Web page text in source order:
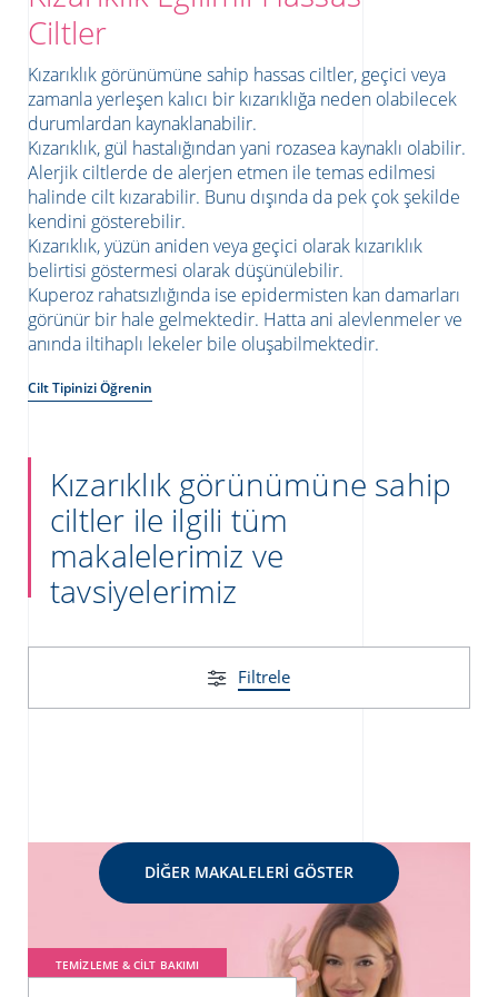
Ciltler
Kızarıklık görünümüne sahip hassas ciltler, geçici veya
zamanla yerleşen kalıcı bir kızarıklığa neden olabilecek
durumlardan kaynaklanabilir.
Kızarıklık, gül hastalığından yani rozasea kaynaklı olabilir.
Alerjik ciltlerde de alerjen etmen ile temas edilmesi
halinde cilt kızarabilir. Bunu dışında da pek çok şekilde
kendini gösterebilir.
Kızarıklık, yüzün aniden veya geçici olarak kızarıklık
belirtisi göstermesi olarak düşünülebilir.
Kuperoz rahatsızlığında ise epidermisten kan damarları
görünür bir hale gelmektedir. Hatta ani alevlenmeler ve
anında iltihaplı lekeler bile oluşabilmektedir.
Cilt Tipinizi Öğrenin
Kızarıklık görünümüne sahip
ciltler ile ilgili tüm
makalelerimiz ve
tavsiyelerimiz
Filtrele
DIĞER MAKALELERI GÖSTER
TEMIZLEME & CILT BAKIMI